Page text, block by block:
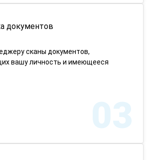
документов
сканы документов,
вашу личность и имеющееся
03